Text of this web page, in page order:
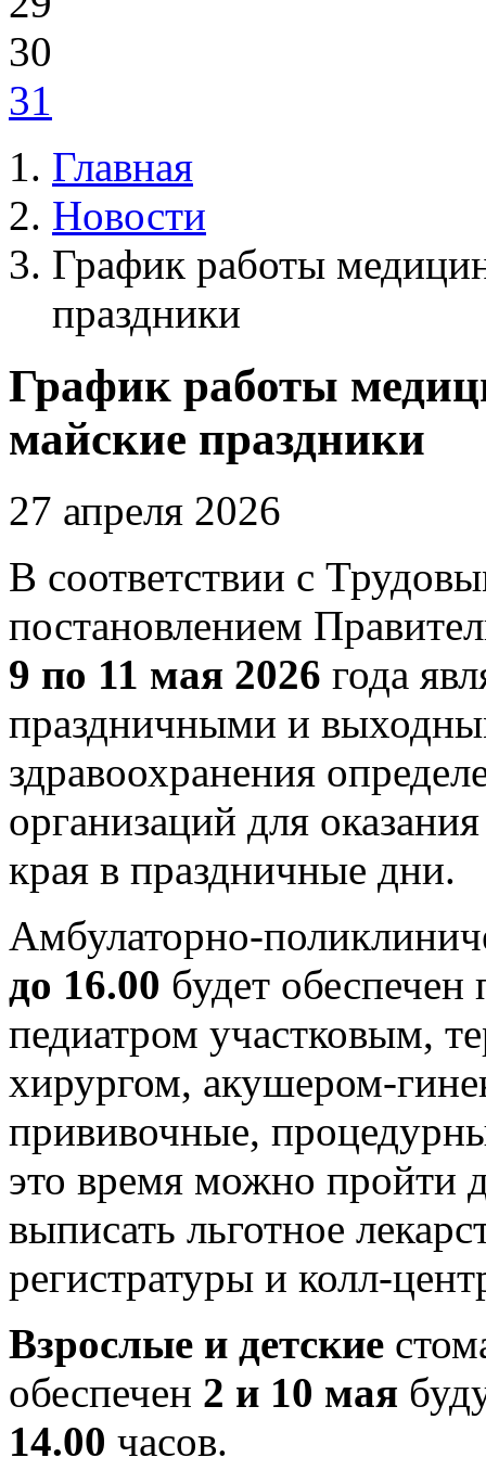
30
31
Главная
Новости
График работы
праздники
График работы
майские праздники
27 апреля 2026
В соответствии с
постановлением
9 по 11 мая 2026 года
праздничными и
здравоохранения
организаций для
края в праздничные дни.
Амбулаторно-
до 16.00 будет
педиатром участковым,
хирургом, акушером-
прививочные,
это время можно пройти
выписать льготное
регистратуры и колл-
Взрослые и детские
обеспечен 2 и 10 мая
14.00 часов.